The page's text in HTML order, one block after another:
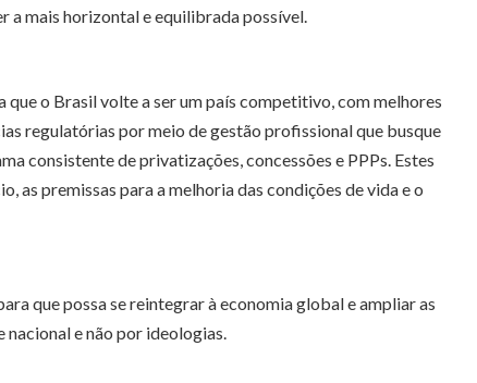
a mais horizontal e equilibrada possível.
o Brasil volte a ser um país competitivo, com melhores
regulatórias por meio de gestão profissional que busque
consistente de privatizações, concessões e PPPs. Estes
premissas para a melhoria das condições de vida e o
que possa se reintegrar à economia global e ampliar as
e não por ideologias.